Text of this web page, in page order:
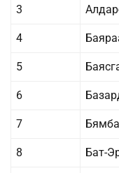
3
4
5
6
7
8 Бат-